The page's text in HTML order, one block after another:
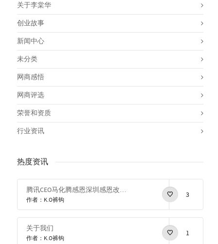
关于李棠华
创业故事
新闻中心
未分类
网商感悟
网商评选
荣誉和资质
行业资讯
热度资讯
腾讯CEO马化腾感恩深圳感恩改革开放
作者：K.O裤钩
3
关于我们
作者：K.O裤钩
1